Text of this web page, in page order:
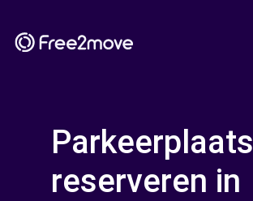
Parkeerplaats
reserveren in